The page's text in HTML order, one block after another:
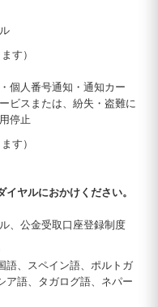
す）
個人番号通知・通知カー
ビスまたは、紛失・盗難に
停止
す）
ヤルにおかけください。
、公金受取口座登録制度
スペイン語、ポルトガ
ア語、タガログ語、ネパー